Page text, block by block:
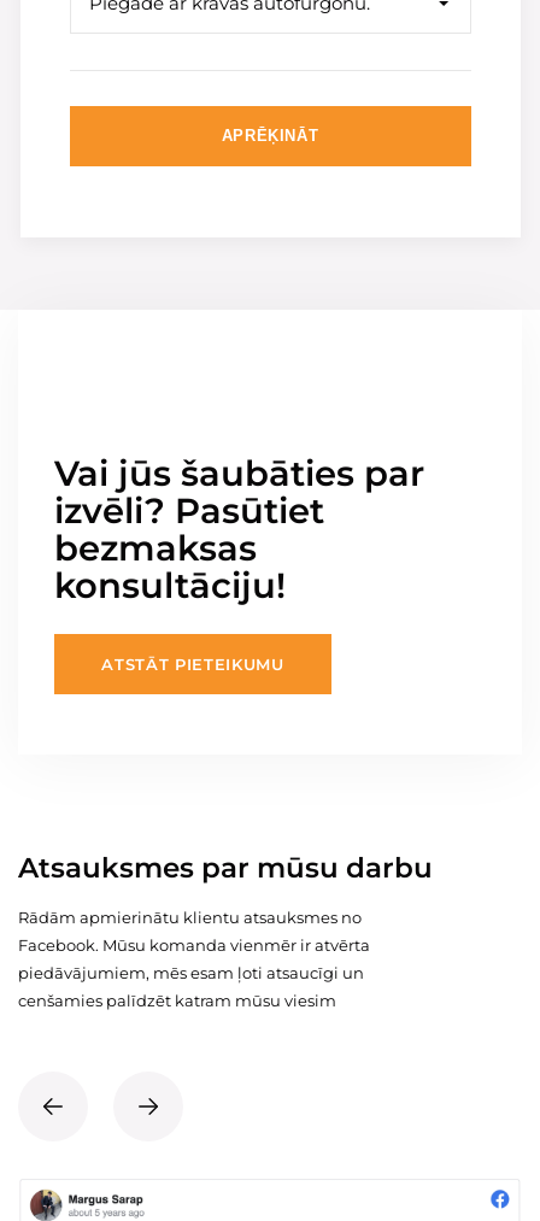
APRĒĶINĀT
Vai jūs šaubāties par
izvēli? Pasūtiet
bezmaksas
konsultāciju!
ATSTĀT PIETEIKUMU
Atsauksmes par mūsu darbu
Rādām apmierinātu klientu atsauksmes no
Facebook. Mūsu komanda vienmēr ir atvērta
piedāvājumiem, mēs esam ļoti atsaucīgi un
cenšamies palīdzēt katram mūsu viesim